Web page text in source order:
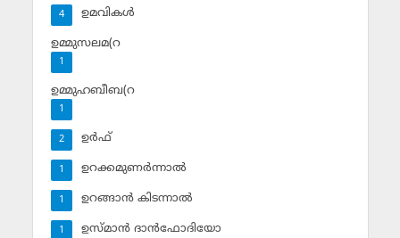
ഉമവികള്‍
4
ഉമ്മുസലമ(റ
1
ഉമ്മുഹബീബ(റ
1
ഉര്‍ഫ്
2
ഉറക്കമുണര്‍ന്നാല്‍
1
ഉറങ്ങാന്‍ കിടന്നാല്‍
1
ഉസ്മാന്‍ ദാന്‍ഫോദിയോ
1